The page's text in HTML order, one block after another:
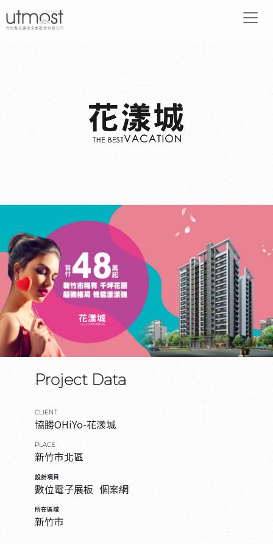
Project Data
CLIENT
協勝OHiYo-花漾城
PLACE
新竹市北區
設計項目
數位電子展板 個案網
所在區域
新竹市